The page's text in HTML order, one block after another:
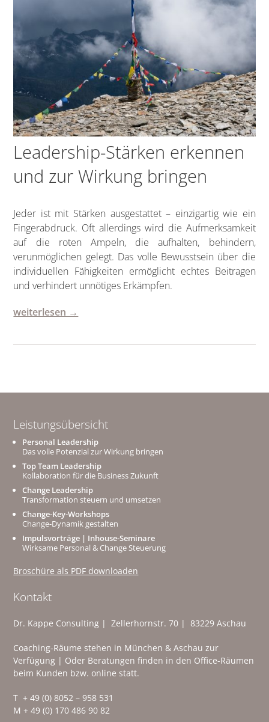
Leadership-Stärken erkennen
und zur Wirkung bringen
Jeder ist mit Stärken ausgestattet – einzigartig wie ein
Fingerabdruck. Oft allerdings wird die Aufmerksamkeit
auf die roten Ampeln, die aufhalten, behindern,
verunmöglichen gelegt. Das volle Bewusstsein über die
individuellen Fähigkeiten ermöglicht echtes Beitragen
und verhindert unnötiges Erkämpfen.
weiterlesen →
Leistungsübersicht
Personal Leadership
Das volle Potenzial zur Wirkung bringen
Top Team Leadership
Kollaboration für die Business Zukunft
Change Leadership
Transformation steuern und umsetzen
Change-Key-Workshops
Change-Dynamik gestalten
Impulsvorträge | Inhouse-Seminare
Wirksame Personal & Change Steuerung
Broschüre als PDF downloaden
Kontakt
Dr. Kappe Consulting | Zellerhornstr. 70 | 83229 Aschau
Coaching-Räume stehen in München & Aschau zur
Verfügung | Oder Beratungen finden in den Office-Räumen
beim Kunden bzw. online statt.
T + 49 (0) 8052 – 958 531
M + 49 (0) 170 486 90 82